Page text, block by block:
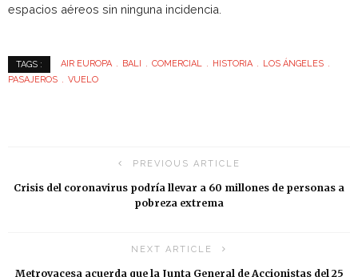
espacios aéreos sin ninguna incidencia.
TAGS : AIR EUROPA BALI COMERCIAL HISTORIA
LOS ÁNGELES
PASAJEROS
VUELO
PREVIOUS ARTICLE
Crisis del coronavirus podría llevar a 60 millones de personas a
pobreza extrema
NEXT ARTICLE
Metrovacesa acuerda que la Junta General de Accionistas del 25